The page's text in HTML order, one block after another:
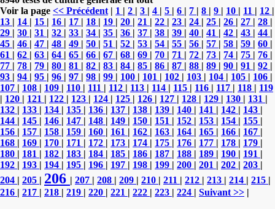
Voir la page << Précédent | 1 | 2 | 3 | 4 | 5 | 6 | 7 | 8 | 9 | 10 | 11 | 12 |
13 | 14 | 15 | 16 | 17 | 18 | 19 | 20 | 21 | 22 | 23 | 24 | 25 | 26 | 27 | 28 |
29 | 30 | 31 | 32 | 33 | 34 | 35 | 36 | 37 | 38 | 39 | 40 | 41 | 42 | 43 | 44 |
45 | 46 | 47 | 48 | 49 | 50 | 51 | 52 | 53 | 54 | 55 | 56 | 57 | 58 | 59 | 60 |
61 | 62 | 63 | 64 | 65 | 66 | 67 | 68 | 69 | 70 | 71 | 72 | 73 | 74 | 75 | 76 |
77 | 78 | 79 | 80 | 81 | 82 | 83 | 84 | 85 | 86 | 87 | 88 | 89 | 90 | 91 | 92 |
93 | 94 | 95 | 96 | 97 | 98 | 99 | 100 | 101 | 102 | 103 | 104 | 105 | 106 |
107 | 108 | 109 | 110 | 111 | 112 | 113 | 114 | 115 | 116 | 117 | 118 | 119
| 120 | 121 | 122 | 123 | 124 | 125 | 126 | 127 | 128 | 129 | 130 | 131 |
132 | 133 | 134 | 135 | 136 | 137 | 138 | 139 | 140 | 141 | 142 | 143 |
144 | 145 | 146 | 147 | 148 | 149 | 150 | 151 | 152 | 153 | 154 | 155 |
156 | 157 | 158 | 159 | 160 | 161 | 162 | 163 | 164 | 165 | 166 | 167 |
168 | 169 | 170 | 171 | 172 | 173 | 174 | 175 | 176 | 177 | 178 | 179 |
180 | 181 | 182 | 183 | 184 | 185 | 186 | 187 | 188 | 189 | 190 | 191 |
192 | 193 | 194 | 195 | 196 | 197 | 198 | 199 | 200 | 201 | 202 | 203 |
204 | 205 | 206 | 207 | 208 | 209 | 210 | 211 | 212 | 213 | 214 | 215 |
216 | 217 | 218 | 219 | 220 | 221 | 222 | 223 | 224 | Suivant >> |